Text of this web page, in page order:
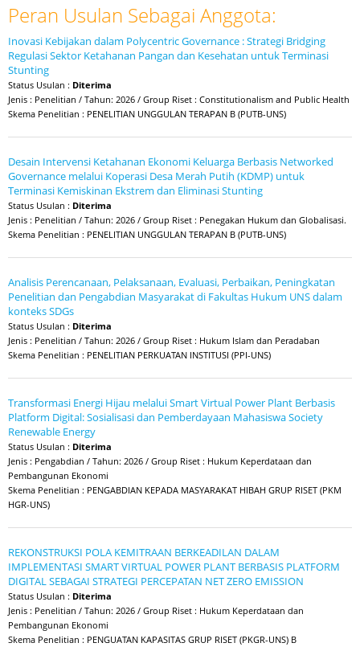
Peran Usulan Sebagai Anggota:
Inovasi Kebijakan dalam Polycentric Governance : Strategi Bridging
Regulasi Sektor Ketahanan Pangan dan Kesehatan untuk Terminasi
Stunting
Status Usulan : Diterima
Jenis : Penelitian / Tahun: 2026 / Group Riset : Constitutionalism and Public Health
Skema Penelitian : PENELITIAN UNGGULAN TERAPAN B (PUTB-UNS)
Desain Intervensi Ketahanan Ekonomi Keluarga Berbasis Networked
Governance melalui Koperasi Desa Merah Putih (KDMP) untuk
Terminasi Kemiskinan Ekstrem dan Eliminasi Stunting
Status Usulan : Diterima
Jenis : Penelitian / Tahun: 2026 / Group Riset : Penegakan Hukum dan Globalisasi.
Skema Penelitian : PENELITIAN UNGGULAN TERAPAN B (PUTB-UNS)
Analisis Perencanaan, Pelaksanaan, Evaluasi, Perbaikan, Peningkatan
Penelitian dan Pengabdian Masyarakat di Fakultas Hukum UNS dalam
konteks SDGs
Status Usulan : Diterima
Jenis : Penelitian / Tahun: 2026 / Group Riset : Hukum Islam dan Peradaban
Skema Penelitian : PENELITIAN PERKUATAN INSTITUSI (PPI-UNS)
Transformasi Energi Hijau melalui Smart Virtual Power Plant Berbasis
Platform Digital: Sosialisasi dan Pemberdayaan Mahasiswa Society
Renewable Energy
Status Usulan : Diterima
Jenis : Pengabdian / Tahun: 2026 / Group Riset : Hukum Keperdataan dan
Pembangunan Ekonomi
Skema Penelitian : PENGABDIAN KEPADA MASYARAKAT HIBAH GRUP RISET (PKM
HGR-UNS)
REKONSTRUKSI POLA KEMITRAAN BERKEADILAN DALAM
IMPLEMENTASI SMART VIRTUAL POWER PLANT BERBASIS PLATFORM
DIGITAL SEBAGAI STRATEGI PERCEPATAN NET ZERO EMISSION
Status Usulan : Diterima
Jenis : Penelitian / Tahun: 2026 / Group Riset : Hukum Keperdataan dan
Pembangunan Ekonomi
Skema Penelitian : PENGUATAN KAPASITAS GRUP RISET (PKGR-UNS) B